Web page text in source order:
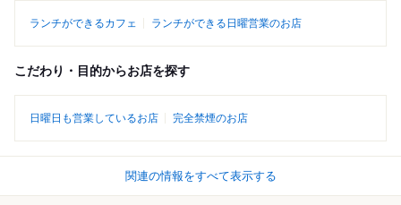
ランチができるカフェ ランチができる日曜営業のお店
こだわり・目的からお店を探す
日曜日も営業しているお店 完全禁煙のお店
関連の情報をすべて表示する